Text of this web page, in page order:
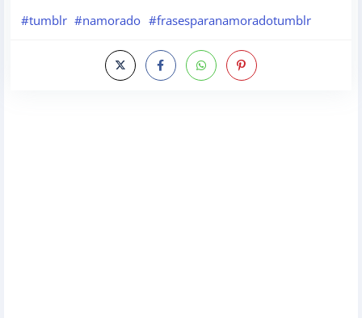
#tumblr #namorado #frasesparanamoradotumblr